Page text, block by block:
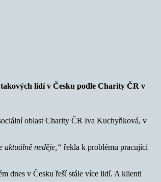
lidí v Česku podle Charity ČR v
oblast Charity ČR Iva Kuchyňková, v
aktuálně neděje,“ řekla k problému pracující
dnes v Česku řeší stále více lidí. A klienti